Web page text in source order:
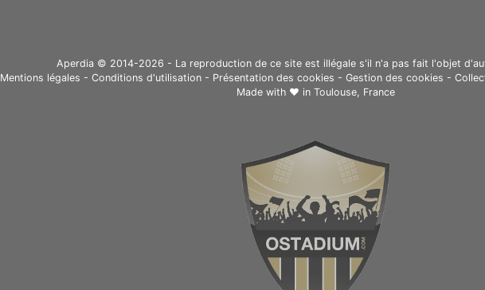
Aperdia © 2014-2026 - La reproduction de ce site est illégale s'il n'a pas fait l'objet
Mentions légales - Conditions d'utilisation - Présentation des cookies - Gestion des cookies -
Made with ❤ in Toulouse, France